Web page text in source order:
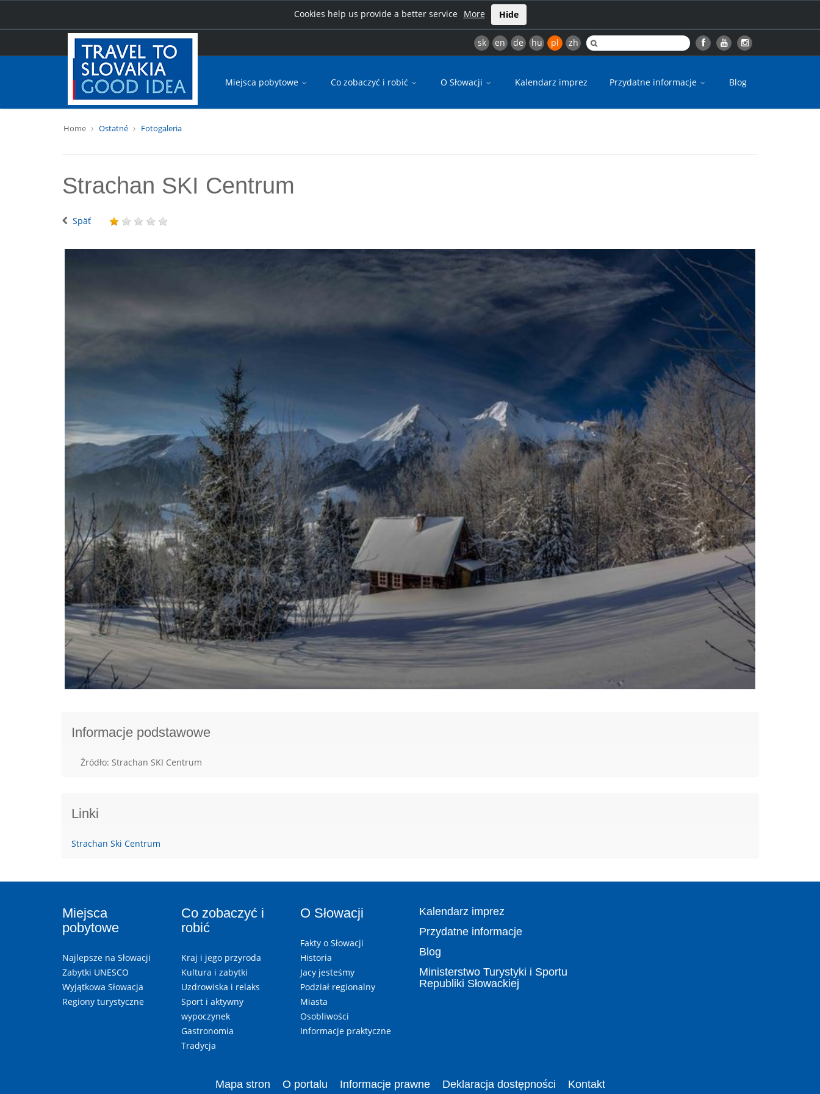
Cookies help us provide a better service More Hide
sk en de hu pl zh
Miejsca pobytowe Co zobaczyć i robić O Słowacji Kalendarz imprez Przydatne informacje Blog
Home Ostatné Fotogaleria
Strachan SKI Centrum
Späť
Informacje podstawowe
Źródło: Strachan SKI Centrum
Linki
Strachan Ski Centrum
Miejsca
pobytowe
Najlepsze na Słowacji
Zabytki UNESCO
Wyjątkowa Słowacja
Regiony turystyczne
Co zobaczyć i
robić
Kraj i jego przyroda
Kultura i zabytki
Uzdrowiska i relaks
Sport i aktywny
wypoczynek
Gastronomia
Tradycja
O Słowacji
Fakty o Słowacji
Historia
Jacy jesteśmy
Podział regionalny
Miasta
Osobliwości
Informacje praktyczne
Kalendarz imprez
Przydatne informacje
Blog
Ministerstwo Turystyki i Sportu
Republiki Słowackiej
Mapa stron O portalu Informacje prawne Deklaracja dostępności Kontakt